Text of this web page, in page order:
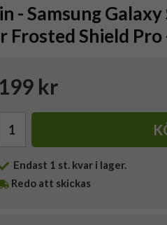
- Samsung
Frosted Shield Pro
199 kr
Endast 1 st. kvar i lager.
Redo att skickas